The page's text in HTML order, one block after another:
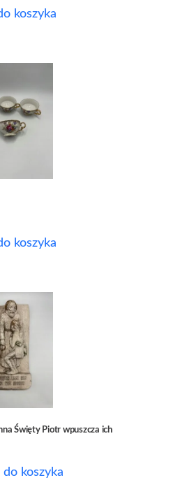
koszyka
koszyka
Święty Piotr wpuszcza ich
do koszyka